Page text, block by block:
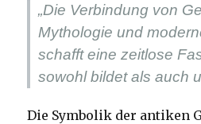
„Die Verbindung von
Mythologie und
schafft eine zeitlose
sowohl bildet als auch
Die Symbolik der antiken